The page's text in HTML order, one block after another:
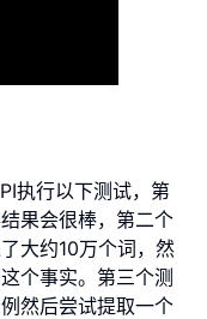
执行以下测试，第
果会很棒，第二个
大约10万个词，然
个事实。第三个测
然后尝试提取一个